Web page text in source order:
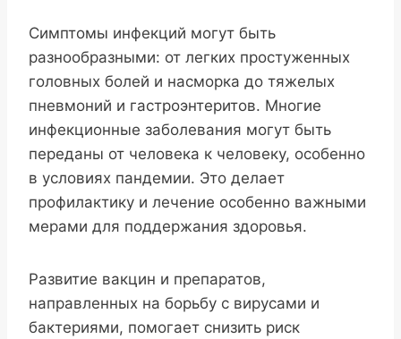
Симптомы инфекций могут быть
разнообразными: от легких простуженных
головных болей и насморка до тяжелых
пневмоний и гастроэнтеритов. Многие
инфекционные заболевания могут быть
переданы от человека к человеку, особенно
в условиях пандемии. Это делает
профилактику и лечение особенно важными
мерами для поддержания здоровья.
Развитие вакцин и препаратов,
направленных на борьбу с вирусами и
бактериями, помогает снизить риск